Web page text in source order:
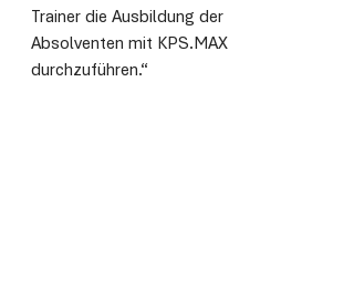
Trainer die Ausbildung der
Absolventen mit KPS.MAX
durchzuführen.“